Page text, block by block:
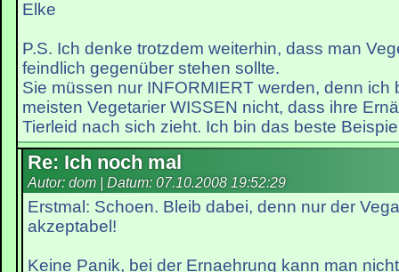
Elke
P.S. Ich denke trotzdem weiterhin, dass man
feindlich gegenüber stehen sollte.
Sie müssen nur INFORMIERT werden, denn ich
meisten Vegetarier WISSEN nicht, dass ihre
Tierleid nach sich zieht. Ich bin das beste
Re: Ich noch mal
Autor: dom | Datum: 07.10.2008 19:52:29
Erstmal: Schoen. Bleib dabei, denn nur der
akzeptabel!
Keine Panik, bei der Ernaehrung kann man